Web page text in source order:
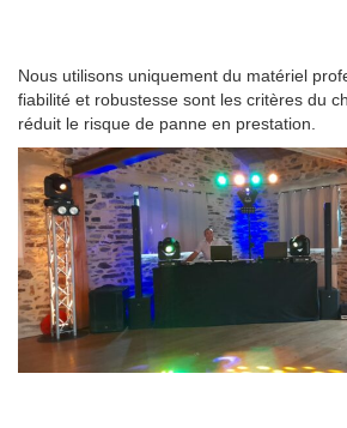
Nous utilisons uniquement du matériel
fiabilité et robustesse sont les critères du
réduit le risque de panne en prestation.